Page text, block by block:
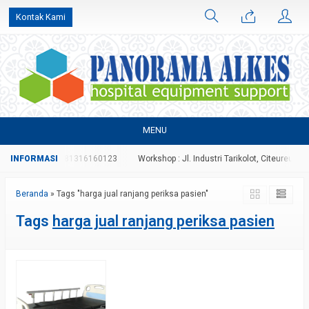
Kontak Kami
MENU
atau 081316160123 Workshop : Jl. Industri Tarikolot, Citeureup,
Beranda » Tags "harga jual ranjang periksa pasien"
Tags harga jual ranjang periksa pasien